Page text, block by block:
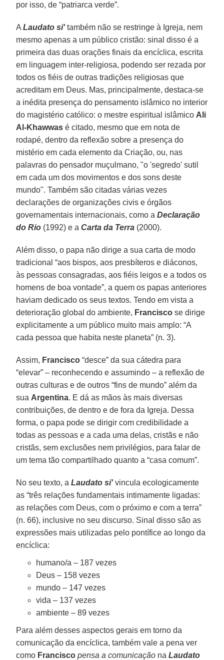
por isso, de “patriarca verde”.
ALaudato si' também não se restringe à Igreja, nem
mesmo apenas a um público cristão: sinal disso é a
primeira das duas orações finais da encíclica, escrita
em linguagem inter-religiosa, podendo ser rezada por
todos os fiéis de outras tradições religiosas que
acreditam em Deus. Mas, principalmente, destaca-se
a inédita presença do pensamento islâmico no interior
do magistério católico: o mestre espiritual islâmico Ali
Al-Khawwasé citado, mesmo que em nota de
rodapé, dentro da reflexão sobre a presença do
mistério em cada elemento da Criação, ou, nas
palavras do pensador muçulmano, "o 'segredo' sutil
em cada um dos movimentos e dos sons deste
mundo". Também são citadas várias vezes
declarações de organizações civis e órgãos
governamentais internacionais, como aDeclaração
do Rio (1992) e aCarta da Terra (2000).
Além disso, o papa não dirige a sua carta de modo
tradicional “aos bispos, aos presbíteros e diáconos,
às pessoas consagradas, aos fiéis leigos e a todos os
homens de boa vontade”, a quem os papas anteriores
haviam dedicado os seus textos. Tendo em vista a
deterioração global do ambiente, Francisco se dirige
explicitamente a um público muito mais amplo: “A
cada pessoa que habita neste planeta” (n. 3).
Assim, Francisco “desce” da sua cátedra para
“elevar” – reconhecendo e assumindo – a reflexão de
outras culturas e de outros “fins de mundo” além da
sua Argentina. E dá as mãos às mais diversas
contribuições, de dentro e de fora da Igreja. Dessa
forma, o papa pode se dirigir com credibilidade a
todas as pessoas e a cada uma delas, cristãs e não
cristãs, sem exclusões nem privilégios, para falar de
um tema tão compartilhado quanto a “casa comum”.
No seu texto, aLaudato si' vincula ecologicamente
as “três relações fundamentais intimamente ligadas:
as relações com Deus, com o próximo e com a terra”
(n. 66), inclusive no seu discurso. Sinal disso são as
expressões mais utilizadas pelo pontífice ao longo da
encíclica:
humano/a – 187 vezes
Deus – 158 vezes
mundo – 147 vezes
vida – 137 vezes
ambiente – 89 vezes
Para além desses aspectos gerais em torno da
comunicação da encíclica, também vale a pena ver
como Francisco pensa a comunicação naLaudato